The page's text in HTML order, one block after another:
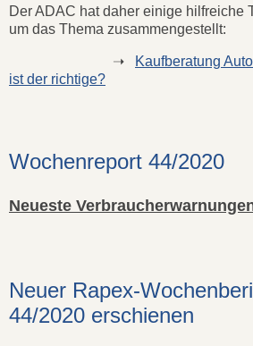
Der ADAC hat daher einige hilfreiche
um das Thema zusammengestellt:
➝
Kaufberatung
ist der richtige?
Wochenreport 44/2020
Neueste
Neuer Rapex-
44/2020 erschienen